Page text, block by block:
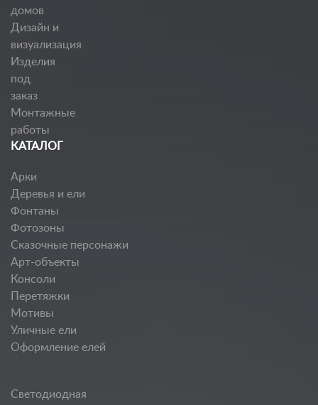
домов
Дизайн и
визуализация
Изделия
под
заказ
Монтажные
работы
КАТАЛОГ
Арки
Деревья и ели
Фонтаны
Фотозоны
Сказочные персонажи
Арт-объекты
Консоли
Перетяжки
Мотивы
Уличные ели
Оформление елей
Светодиодная